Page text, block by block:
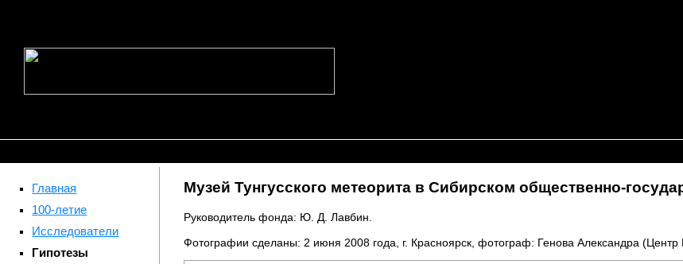
Главная
100-летие
Исследователи
Гипотезы
Музей Тунгусского метеорита в Сибирском общественно-
Руководитель фонда: Ю. Д. Лавбин.
Фотографии сделаны: 2 июня 2008 года, г. Красноярск, фотограф: Генова Александра (Центр